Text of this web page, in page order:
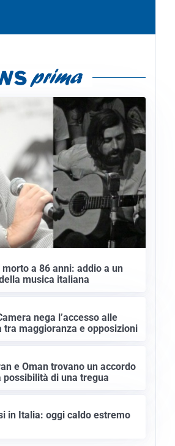
a 86 anni: addio a un
musica italiana
nega l’accesso alle
tra maggioranza e opposizioni
e Oman trovano un accordo
di una tregua
in Italia: oggi caldo estremo